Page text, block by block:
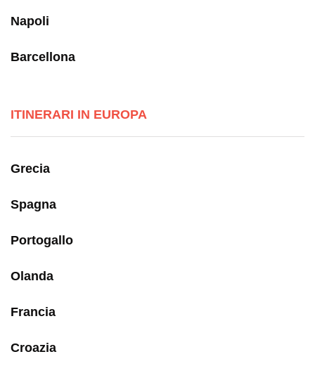
Napoli
Barcellona
ITINERARI IN EUROPA
Grecia
Spagna
Portogallo
Olanda
Francia
Croazia